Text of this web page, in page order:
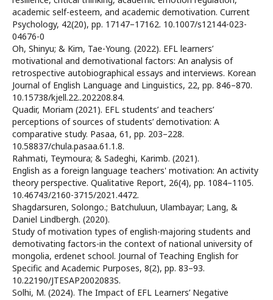
academic self-esteem, and academic demotivation. Current
Psychology, 42(20), pp. 17147–17162. 10.1007/s12144-023-
04676-0
Oh, Shinyu; & Kim, Tae-Young. (2022). EFL learners’
motivational and demotivational factors: An analysis of
retrospective autobiographical essays and interviews. Korean
Journal of English Language and Linguistics, 22, pp. 846–870.
10.15738/kjell.22..202208.84.
Quadir, Moriam (2021). EFL students’ and teachers’
perceptions of sources of students’ demotivation: A
comparative study. Pasaa, 61, pp. 203–228.
10.58837/chula.pasaa.61.1.8.
Rahmati, Teymoura; & Sadeghi, Karimb. (2021).
English as a foreign language teachers' motivation: An activity
theory perspective. Qualitative Report, 26(4), pp. 1084–1105.
10.46743/2160-3715/2021.4472.
Shagdarsuren, Solongo.; Batchuluun, Ulambayar; Lang, &
Daniel Lindbergh. (2020).
Study of motivation types of english-majoring students and
demotivating factors-in the context of national university of
mongolia, erdenet school. Journal of Teaching English for
Specific and Academic Purposes, 8(2), pp. 83–93.
10.22190/JTESAP2002083S.
Solhi, M. (2024). The Impact of EFL Learners’ Negative